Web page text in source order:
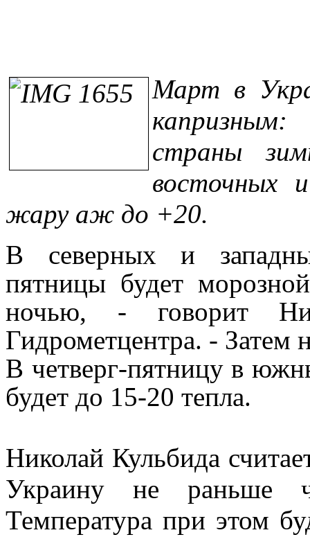
Март в
страны
восточных
жару аж до +20.
В северных и
пятницы будет
ночью, - говорит
Гидрометцентра. - Затем
В четверг-пятницу в
будет до 15-20 тепла.
Николай Кульбида
Украину не раньше
Температура при этом